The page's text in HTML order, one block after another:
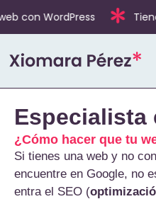
con WordPress
Especialista
¿Cómo hacer que tu
Si tienes una web y no
encuentre en Google, no
entra el SEO (